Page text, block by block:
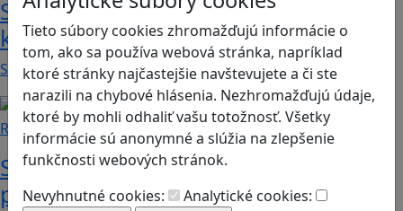
Tieto súbory cookies zhromažďujú informácie o
tom, ako sa používa webová stránka, napríklad
ktoré stránky najčastejšie navštevujete a či ste
narazili na chybové hlásenia. Nezhromažďujú údaje,
ktoré by mohli odhaliť vašu totožnosť. Všetky
informácie sú anonymné a slúžia na zlepšenie
funkčnosti webových stránok.
Nevyhnutné cookies:
Analytické cookies:
Smushi Come Home: Milá hra, v
ktorej sa naučíte rozoznávať huby
Smushi Come Home je roztomilá a relaxačná…
Recenzie
Supermarket Together: vyskúšajte si
prácu v obchode